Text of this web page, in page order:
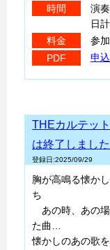
時間
演
日
料金
参
PDF
申
THEカルテッ
は終了しました
登録日:2025/09/29
胸が高鳴る懐か
ち
あの時、あの
た曲…
懐かしのあの歌